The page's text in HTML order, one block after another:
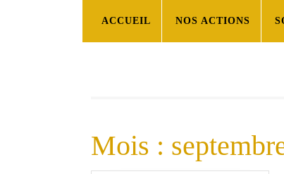
ACCUEIL NOS ACTIONS
Mois :